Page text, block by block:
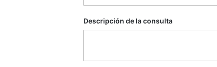
Descripción de la consulta